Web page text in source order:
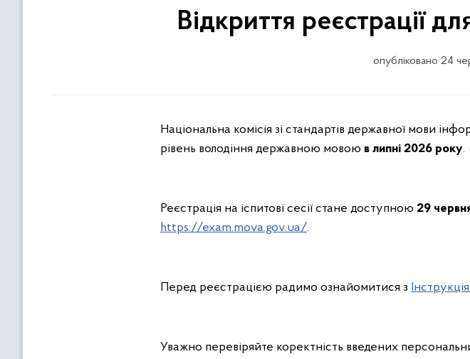
Відкриття реєстрації
опубліковано 24
Національна комісія зі стандартів державної мови
рівень володіння державною мовою в липні 2026 року.
Реєстрація на іспитові сесії стане доступною 29
https://exam.mova.gov.ua/.
Перед реєстрацією радимо ознайомитися з
Уважно перевіряйте коректність введених